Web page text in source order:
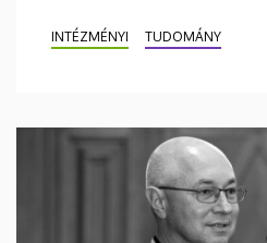
INTÉZMÉNYI TUDOMÁNY